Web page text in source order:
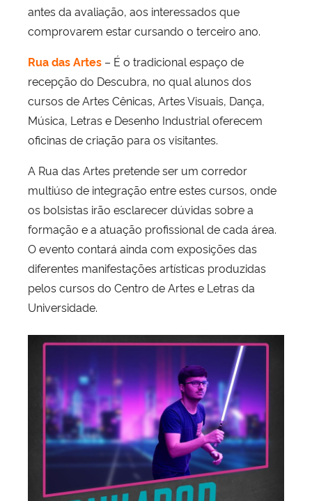
antes da avaliação, aos interessados que
comprovarem estar cursando o terceiro ano.
Rua das Artes – É o tradicional espaço de
recepção do Descubra, no qual alunos dos
cursos de Artes Cênicas, Artes Visuais, Dança,
Música, Letras e Desenho Industrial oferecem
oficinas de criação para os visitantes.
A Rua das Artes pretende ser um corredor
multiúso de integração entre estes cursos, onde
os bolsistas irão esclarecer dúvidas sobre a
formação e a atuação profissional de cada área.
O evento contará ainda com exposições das
diferentes manifestações artísticas produzidas
pelos cursos do Centro de Artes e Letras da
Universidade.